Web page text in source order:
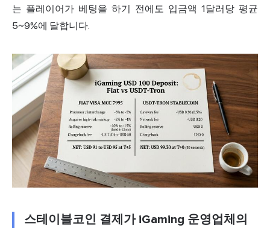
는 플레이어가 베팅을 하기 전에도 입금액 1달러당 평균
5~9%에 달합니다.
스테이블코인 결제가 iGaming 운영업체의